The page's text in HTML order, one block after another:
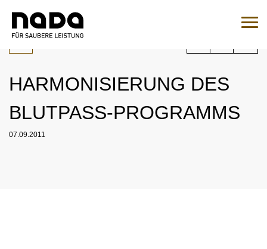
Zum Inhalt springen
Zur Medikamentenabfrage
DE
EN
Sie sind hier:
HARMONISIERUNG DES
BLUTPASS-PROGRAMMS
07.09.2011